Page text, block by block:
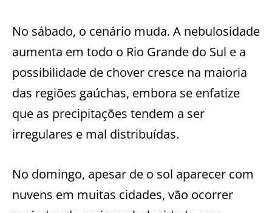
No sábado, o cenário muda. A nebulosidade
aumenta em todo o Rio Grande do Sul e a
possibilidade de chover cresce na maioria
das regiões gaúchas, embora se enfatize
que as precipitações tendem a ser
irregulares e mal distribuídas.
No domingo, apesar de o sol aparecer com
nuvens em muitas cidades, vão ocorrer